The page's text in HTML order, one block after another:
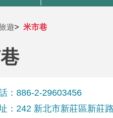
遊 米市巷
：886-2-29603456
：242 新北市新莊區新莊